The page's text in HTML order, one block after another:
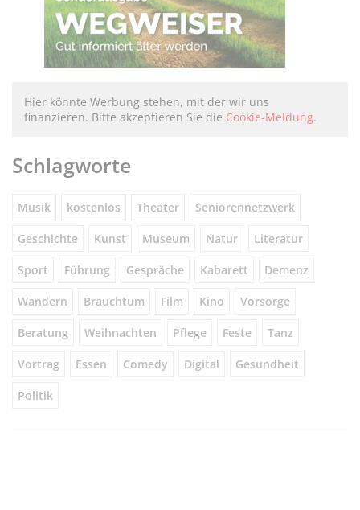
Hier könnte Werbung stehen, mit der wir uns
finanzieren. Bitte akzeptieren Sie die Cookie-Meldung.
Schlagworte
Musik kostenlos Theater Seniorennetzwerk
Geschichte Kunst Museum Natur Literatur
Sport Führung Gespräche Kabarett Demenz
Wandern Brauchtum Film Kino Vorsorge
Beratung Weihnachten Pflege Feste Tanz
Vortrag Essen Comedy Digital Gesundheit
Politik